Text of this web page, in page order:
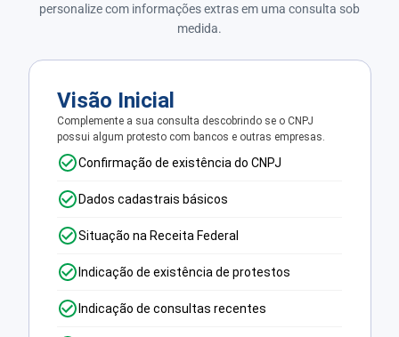
personalize com informações extras em uma consulta sob
medida.
Visão Inicial
Complemente a sua consulta descobrindo se o CNPJ
possui algum protesto com bancos e outras empresas.
Confirmação de existência do CNPJ
Dados cadastrais básicos
Situação na Receita Federal
Indicação de existência de protestos
Indicação de consultas recentes